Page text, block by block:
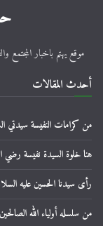
موقع يهتم باخبار
أحدث المقالات
من كرامات النفيسة سيدتي
هنا خلوة السيدة نفيسة رضي
رأى سيدنا الحسين عليه
من سلسله أولياء الله